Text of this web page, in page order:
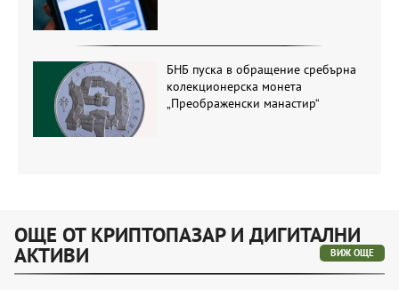
БНБ пуска в обращение сребърна
колекционерска монета
„Преображенски манастир“
ОЩЕ ОТ КРИПТОПАЗАР И ДИГИТАЛНИ
АКТИВИ ВИЖ ОЩЕ